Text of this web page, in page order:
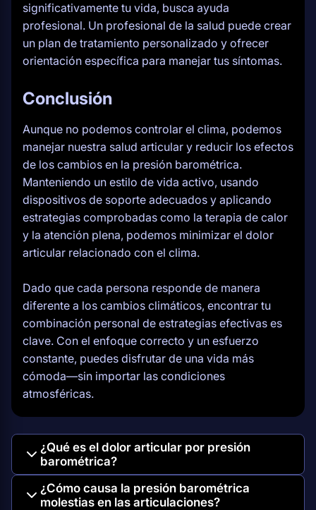
significativamente tu vida, busca ayuda
profesional. Un profesional de la salud puede crear
un plan de tratamiento personalizado y ofrecer
orientación específica para manejar tus síntomas.
Conclusión
Aunque no podemos controlar el clima, podemos
manejar nuestra salud articular y reducir los efectos
de los cambios en la presión barométrica.
Manteniendo un estilo de vida activo, usando
dispositivos de soporte adecuados y aplicando
estrategias comprobadas como la terapia de calor
y la atención plena, podemos minimizar el dolor
articular relacionado con el clima.
Dado que cada persona responde de manera
diferente a los cambios climáticos, encontrar tu
combinación personal de estrategias efectivas es
clave. Con el enfoque correcto y un esfuerzo
constante, puedes disfrutar de una vida más
cómoda—sin importar las condiciones
atmosféricas.
¿Qué es el dolor articular por presión
barométrica?
¿Cómo causa la presión barométrica
molestias en las articulaciones?